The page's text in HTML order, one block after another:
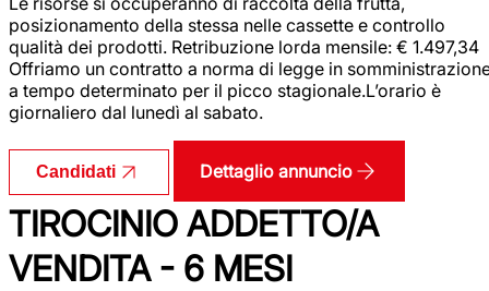
posizionamento della stessa nelle cassette e controllo
qualità dei prodotti. Retribuzione lorda mensile: € 1.497,34
Offriamo un contratto a norma di legge in
a tempo determinato per il picco stagionale.L’orario è
giornaliero dal lunedì al sabato.
Candidati Dettaglio annuncio
TIROCINIO ADDETTO/A
VENDITA - 6 MESI